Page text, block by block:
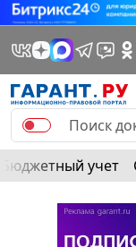
Бюджетный учет